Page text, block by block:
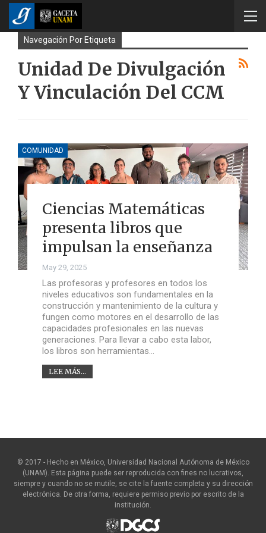
Navegación Por Etiqueta
Unidad De Divulgación
Y Vinculación Del CCM
COMUNIDAD
Ciencias Matemáticas
presenta libros que
impulsan la enseñanza
May 29, 2025
Las profesoras y profesores en todos los
niveles educativos son fundamentales en la
construcción y mantenimiento de la cultura y
fungen como motores en el desarrollo de las
capacidades profesionales en las nuevas
generaciones. Para llevar a cabo esta labor,
los libros son herramientas…
LEE MÁS...
© 2017 - Hecho en México, Universidad Nacional Autónoma de México
(UNAM). Esta página puede ser reproducida con fines no lucrativos,
siempre y cuando no se mutile, se cite la fuente completa y su dirección
electrónica. De otra forma, requiere permiso previo por escrito de la
institución.